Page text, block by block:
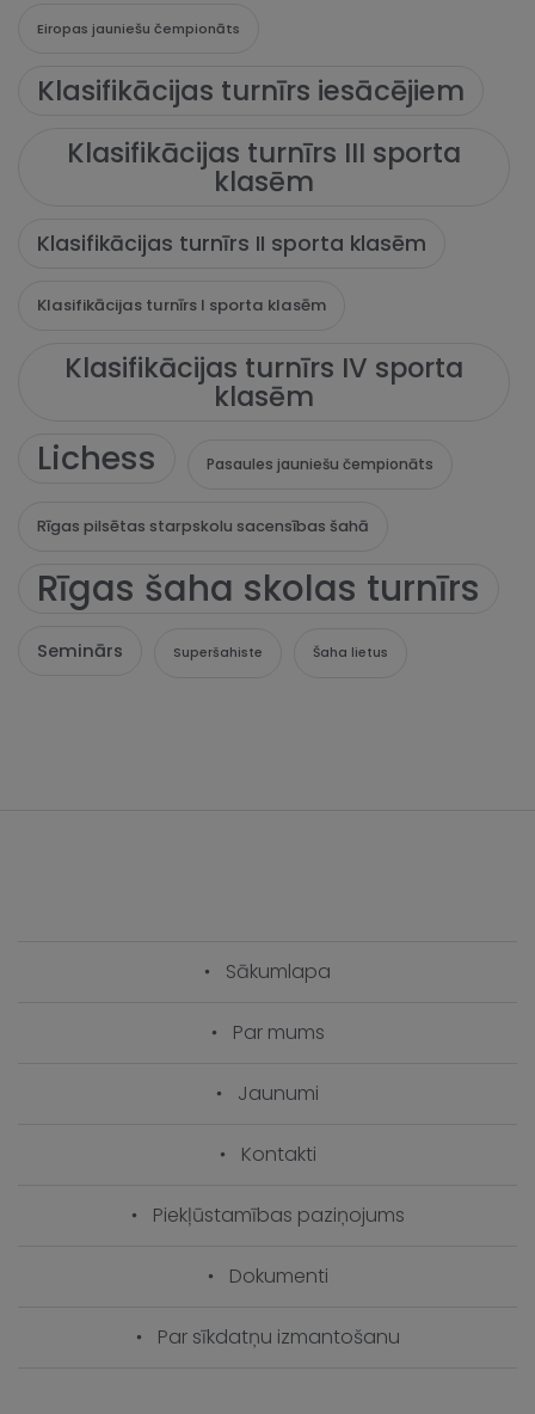
Eiropas jauniešu čempionāts
Klasifikācijas turnīrs iesācējiem
Klasifikācijas turnīrs III sporta
klasēm
Klasifikācijas turnīrs II sporta klasēm
Klasifikācijas turnīrs I sporta klasēm
Klasifikācijas turnīrs IV sporta
klasēm
Lichess Pasaules jauniešu čempionāts
Rīgas pilsētas starpskolu sacensības šahā
Rīgas šaha skolas turnīrs
Seminārs Superšahiste Šaha lietus
Sākumlapa
Par mums
Jaunumi
Kontakti
Piekļūstamības paziņojums
Dokumenti
Par sīkdatņu izmantošanu